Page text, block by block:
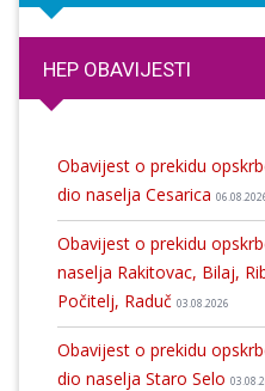
HEP OBAVIJESTI
Obavijest o prekidu
dio naselja Cesarica
Obavijest o prekidu
naselja Rakitovac, Bilaj,
Počitelj, Raduč 03.08.2026
Obavijest o prekidu
dio naselja Staro Selo